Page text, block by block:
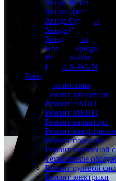
Хонда Везел
Хонда Джаз
Хонда Одиссей
Хонда Фрид
Хонда Шатл
Honda Stepwgn
Honda N-Box
Honda N-WGN
Ремонт
Диагностика
Ремонт двигателя
Ремонт АКПП
Ремонт МКПП
Ремонт вариатора
Ремонт
Ремонт подвески
Ремонт тормозной
Техническое
Ремонт рулевой
Ремонт электрики